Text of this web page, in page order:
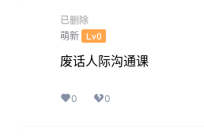
已删除
萌新 Lv0
废话人际沟通课
0 0